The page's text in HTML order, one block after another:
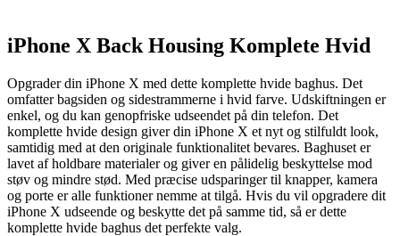
iPhone X Back Housing Komplete Hvid
Opgrader din iPhone X med dette komplette hvide baghus. Det
omfatter bagsiden og sidestrammerne i hvid farve. Udskiftningen er
enkel, og du kan genopfriske udseendet på din telefon. Det
komplette hvide design giver din iPhone X et nyt og stilfuldt look,
samtidig med at den originale funktionalitet bevares. Baghuset er
lavet af holdbare materialer og giver en pålidelig beskyttelse mod
støv og mindre stød. Med præcise udsparinger til knapper, kamera
og porte er alle funktioner nemme at tilgå. Hvis du vil opgradere dit
iPhone X udseende og beskytte det på samme tid, så er dette
komplette hvide baghus det perfekte valg.